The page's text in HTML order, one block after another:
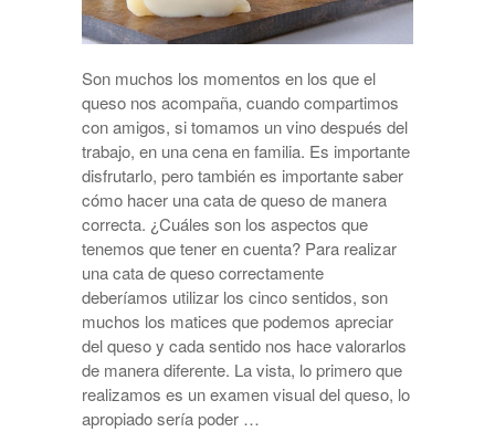
Son muchos los momentos en los que el
queso nos acompaña, cuando compartimos
con amigos, si tomamos un vino después del
trabajo, en una cena en familia. Es importante
disfrutarlo, pero también es importante saber
cómo hacer una cata de queso de manera
correcta. ¿Cuáles son los aspectos que
tenemos que tener en cuenta? Para realizar
una cata de queso correctamente
deberíamos utilizar los cinco sentidos, son
muchos los matices que podemos apreciar
del queso y cada sentido nos hace valorarlos
de manera diferente. La vista, lo primero que
realizamos es un examen visual del queso, lo
apropiado sería poder …